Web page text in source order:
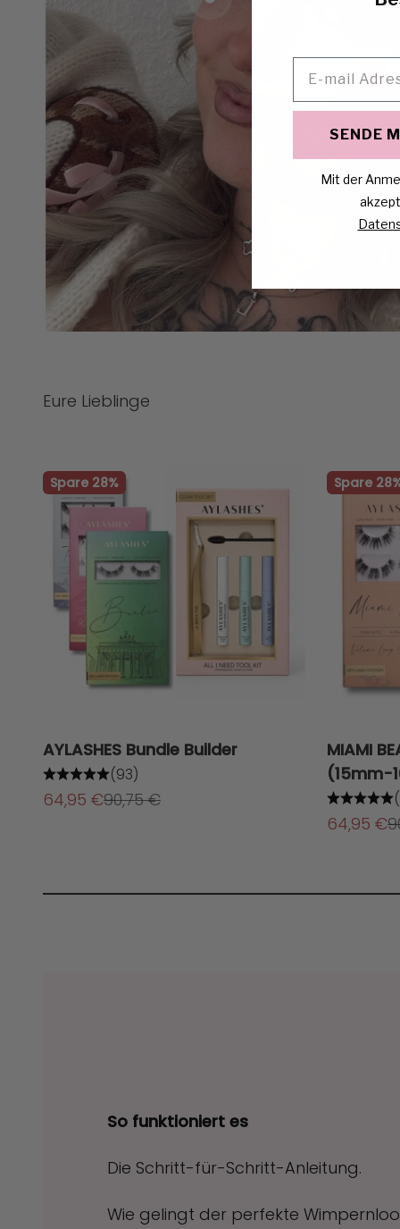
Gehe zu Element 1
Eure Lieblinge
Spare 28%
AYLASHES Bundle Builder
(93)
Angebot
64,95 €Regulärer Preis
90,75 €
Spare
MIAMI
(15mm-
Angebot
64,95 €
So funktioniert es
Die Schritt-für-Schritt-Anleitung.
Wie gelingt der perfekte
SENDE
Mit der